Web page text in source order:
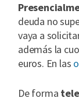
deuda no
vaya a
además la
euros. En las
De forma